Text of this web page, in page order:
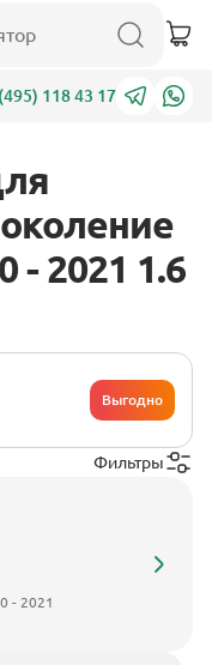
118 43 17
- 2021 1.6
Выгодно
Фильтры
- 2021